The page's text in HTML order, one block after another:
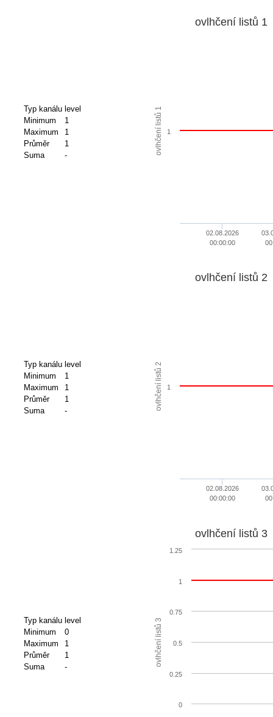
Typ kanálu level
Minimum
1
Maximum
1
Průměr
1
Suma
- ovlhčení listů 1
ovlhčení listů 1
02.08.2026
00:00:00
1
Typ kanálu level
Minimum
1
Maximum
1
Průměr
1
Suma
- ovlhčení listů 2
ovlhčení listů 2
02.08.2026
00:00:00
1
Typ kanálu level
Minimum
0
Maximum
1
Průměr
1
Suma
- ovlhčení listů 3
ovlhčení listů 3
0
0.25
0.5
0.75
1
1.25